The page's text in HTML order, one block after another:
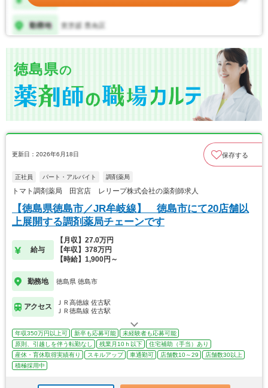
徳島県の
更新日：2026年6月18日 保存する
正社員 パート・アルバイト 調剤薬局
トマト調剤薬局 田宮店 レリープ株式会社の薬剤師求人
【徳島県徳島市／JR牟岐線】 徳島市にて20店舗以
上展開する調剤薬局チェーンです
給与
【月収】27.0万円
【年収】378万円
【時給】1,900円～
勤務地 徳島県 徳島市
アクセス
ＪＲ高徳線 佐古駅
ＪＲ徳島線 佐古駅
年収350万円以上可 新卒も応募可能
未経験者も応募可能
原則、引越しを伴う転勤なし
残業月10ｈ以下
住宅補助（手当）あり
産休・育休取得実績有り
スキルアップ 車通勤可 店舗数10～29
店舗数30以上
積極採用中